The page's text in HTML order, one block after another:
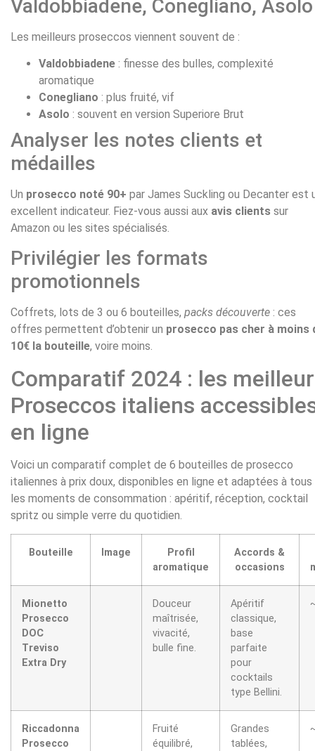
Valdobbiadene, Conegliano, Asolo
Les meilleurs proseccos viennent souvent de :
Valdobbiadene : finesse des bulles, complexité
aromatique
Conegliano : plus fruité, vif
Asolo : souvent en version Superiore Brut
Analyser les notes clients et
médailles
Un prosecco noté 90+ par James Suckling ou Decanter est
excellent indicateur. Fiez-vous aussi aux avis clients sur
Amazon ou les sites spécialisés.
Privilégier les formats
promotionnels
Coffrets, lots de 3 ou 6 bouteilles, packs découverte : ces
offres permettent d’obtenir un prosecco pas cher à moins
10€ la bouteille, voire moins.
Comparatif 2024 : les
Proseccos italiens
en ligne
Voici un comparatif complet de 6 bouteilles de prosecco
italiennes à prix doux, disponibles en ligne et adaptées à tous
les moments de consommation : apéritif, réception, cocktail
spritz ou simple verre du quotidien.
Bouteille Image
Profil
aromatique
Accords &
occasions
Mionetto
Prosecco
DOC
Treviso
Extra Dry
Douceur
maîtrisée,
vivacité,
bulle fine.
Apéritif
classique,
base
parfaite
pour
cocktails
type Bellini.
Riccadonna
Prosecco
Fruité
équilibré,
Grandes
tablées,